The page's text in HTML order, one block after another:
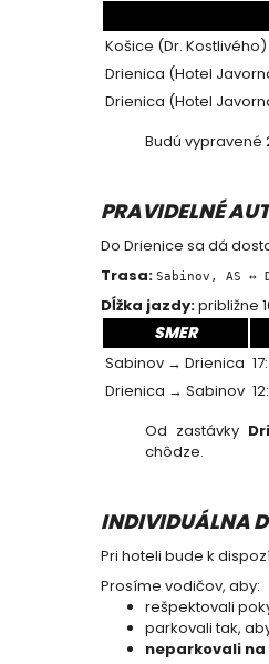
Košice (Dr.
Drienica (Hotel
Drienica (Hotel
Budú vypravené
PRAVIDELNÉ
Do Drienice sa dá
Trasa: Sabinov, AS ↔
Dĺžka jazdy:približne
SMER
Sabinov → Drienica
Drienica → Sabinov
Od zastávky
chôdze.
INDIVIDUÁLNA
Pri hoteli bude k
Prosíme vodičov, aby:
rešpektovali
parkovali tak,
neparkovali